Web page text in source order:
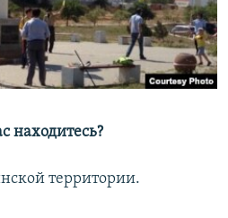
находитесь?
территории.